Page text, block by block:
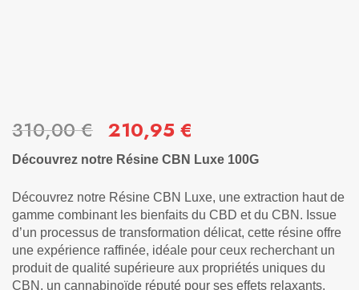
310,00€ 210,95 €
Découvrez notre Résine CBN Luxe 100G
Découvrez notre Résine CBN Luxe, une extraction haut de
gamme combinant les bienfaits du CBD et du CBN. Issue
d’un processus de transformation délicat, cette résine offre
une expérience raffinée, idéale pour ceux recherchant un
produit de qualité supérieure aux propriétés uniques du
CBN, un cannabinoïde réputé pour ses effets relaxants.